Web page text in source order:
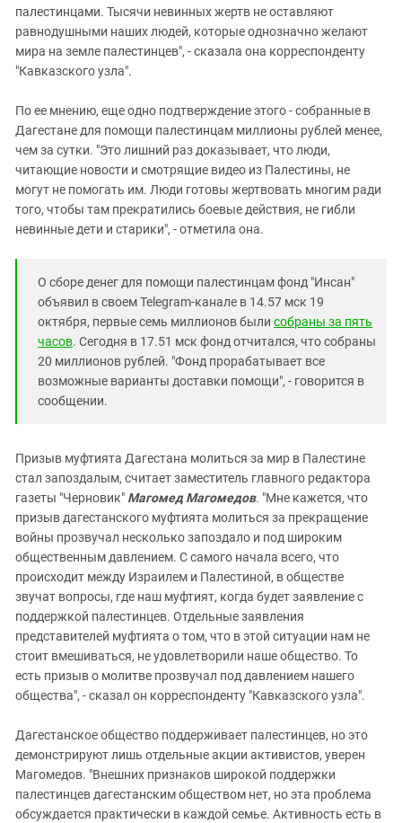
палестинцами. Тысячи невинных жертв не оставляют
равнодушными наших людей, которые однозначно желают
мира на земле палестинцев", - сказала она корреспонденту
"Кавказского узла".
По ее мнению, еще одно подтверждение этого - собранные в
Дагестане для помощи палестинцам миллионы рублей менее,
чем за сутки. "Это лишний раз доказывает, что люди,
читающие новости и смотрящие видео из Палестины, не
могут не помогать им. Люди готовы жертвовать многим ради
того, чтобы там прекратились боевые действия, не гибли
невинные дети и старики", - отметила она.
О сборе денег для помощи палестинцам фонд "Инсан"
объявил в своем Telegram-канале в 14.57 мск 19
октября, первые семь миллионов были собраны за пять
часов. Сегодня в 17.51 мск фонд отчитался, что собраны
20 миллионов рублей. "Фонд прорабатывает все
возможные варианты доставки помощи", - говорится в
сообщении.
Призыв муфтията Дагестана молиться за мир в Палестине
стал запоздалым, считает заместитель главного редактора
газеты "Черновик" Магомед Магомедов. "Мне кажется, что
призыв дагестанского муфтията молиться за прекращение
войны прозвучал несколько запоздало и под широким
общественным давлением. С самого начала всего, что
происходит между Израилем и Палестиной, в обществе
звучат вопросы, где наш муфтият, когда будет заявление с
поддержкой палестинцев. Отдельные заявления
представителей муфтията о том, что в этой ситуации нам не
стоит вмешиваться, не удовлетворили наше общество. То
есть призыв о молитве прозвучал под давлением нашего
общества", - сказал он корреспонденту "Кавказского узла".
Дагестанское общество поддерживает палестинцев, но это
демонстрируют лишь отдельные акции активистов, уверен
Магомедов. "Внешних признаков широкой поддержки
палестинцев дагестанским обществом нет, но эта проблема
обсуждается практически в каждой семье. Активность есть в